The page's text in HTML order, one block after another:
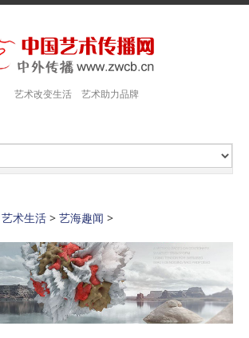
艺术改变生活 艺术助力品牌
艺术生活 > 艺海趣闻 >